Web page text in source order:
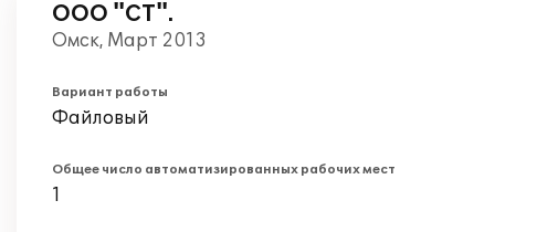
ООО "СТ".
Омск, Март 2013
Вариант работы
Файловый
Общее число автоматизированных рабочих мест
1